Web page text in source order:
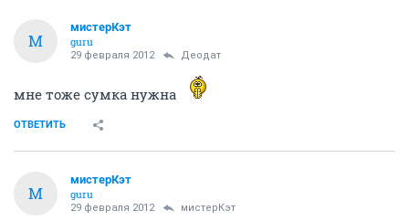
М
мистерКэт
guru
29 февраля 2012 Деодат
мне тоже сумка нужна
ОТВЕТИТЬ
М
мистерКэт
guru
29 февраля 2012 мистерКэт